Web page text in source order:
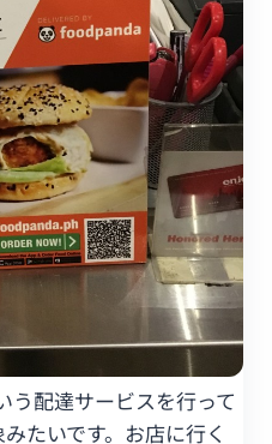
配達サービスを行って
たいです。お店に行く